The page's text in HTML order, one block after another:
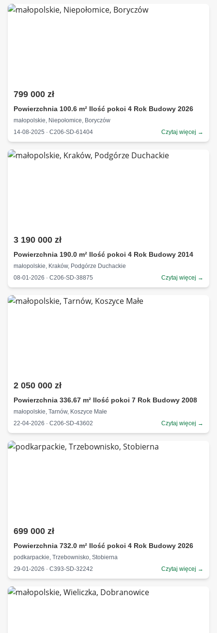
799 000 zł
Powierzchnia 100.6 m² Ilość pokoi 4 Rok Budowy 2026
małopolskie, Niepołomice, Boryczów
14-08-2025 · C206-SD-61404
Czytaj więcej →
3 190 000 zł
Powierzchnia 190.0 m² Ilość pokoi 4 Rok Budowy 2014
małopolskie, Kraków, Podgórze Duchackie
08-01-2026 · C206-SD-38875
Czytaj więcej →
2 050 000 zł
Powierzchnia 336.67 m² Ilość pokoi 7 Rok Budowy 2008
małopolskie, Tarnów, Koszyce Małe
22-04-2026 · C206-SD-43602
Czytaj więcej →
699 000 zł
Powierzchnia 732.0 m² Ilość pokoi 4 Rok Budowy 2026
podkarpackie, Trzebownisko, Stobierna
29-01-2026 · C393-SD-32242
Czytaj więcej →